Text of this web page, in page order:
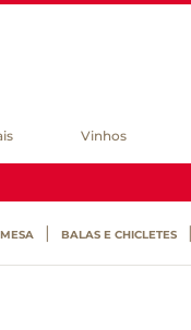
Vinhos
BALAS E CHICLETES